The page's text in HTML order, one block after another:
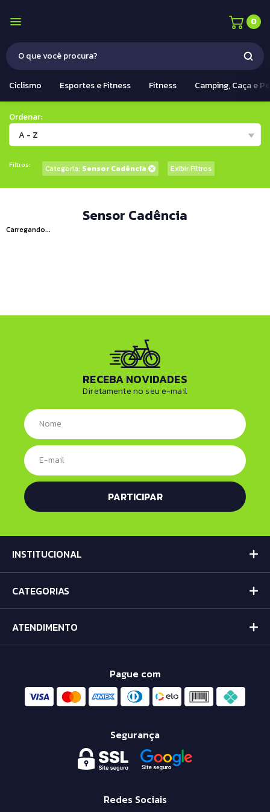
0
Ciclismo Esportes e Fitness Fitness Camping, Caça e
Ordenar:
A - Z
Filtros: Categoria: Sensor Cadência Exibir Filtros
Sensor Cadência
Carregando...
RECEBA NOVIDADES
Diretamente no seu e-mail
INSTITUCIONAL
CATEGORIAS
ATENDIMENTO
Pague com
Segurança
Redes Sociais